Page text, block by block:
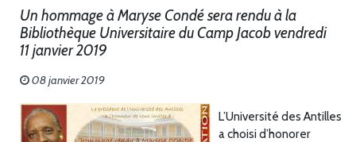
Un hommage à Maryse Condé sera rendu à la
Bibliothèque Universitaire du Camp Jacob vendredi
11 janvier 2019
08 janvier 2019
L’Université des Antilles
a choisi d’honorer